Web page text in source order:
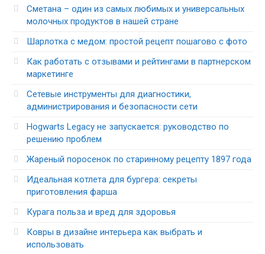
Сметана – один из самых любимых и универсальных
молочных продуктов в нашей стране
Шарлотка с медом: простой рецепт пошагово с фото
Как работать с отзывами и рейтингами в партнерском
маркетинге
Сетевые инструменты для диагностики,
администрирования и безопасности сети
Hogwarts Legacy не запускается: руководство по
решению проблем
Жареный поросенок по старинному рецепту 1897 года
Идеальная котлета для бургера: секреты
приготовления фарша
Курага польза и вред для здоровья
Ковры в дизайне интерьера как выбрать и
использовать